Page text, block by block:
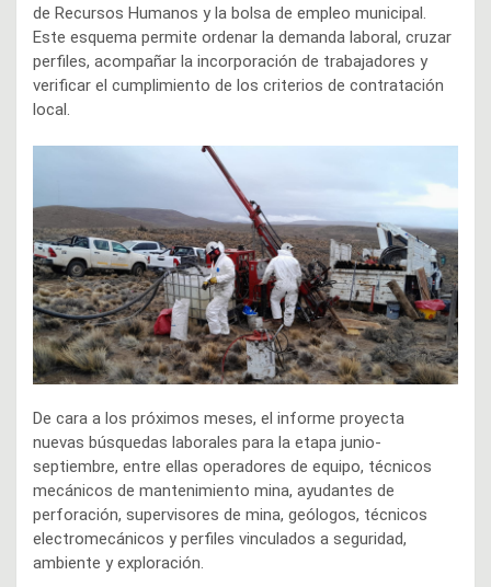
de Recursos Humanos y la bolsa de empleo municipal.
Este esquema permite ordenar la demanda laboral, cruzar
perfiles, acompañar la incorporación de trabajadores y
verificar el cumplimiento de los criterios de contratación
local.
De cara a los próximos meses, el informe proyecta
nuevas búsquedas laborales para la etapa junio-
septiembre, entre ellas operadores de equipo, técnicos
mecánicos de mantenimiento mina, ayudantes de
perforación, supervisores de mina, geólogos, técnicos
electromecánicos y perfiles vinculados a seguridad,
ambiente y exploración.